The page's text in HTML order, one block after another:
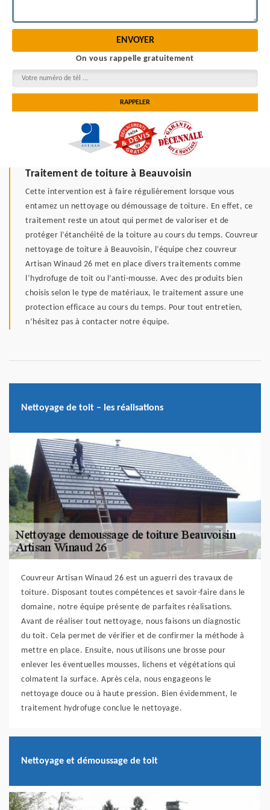
On vous rappelle gratuitement
Traitement de toiture à Beauvoisin
Cette intervention est à faire régulièrement lorsque vous
entamez un nettoyage ou démoussage de toiture. En effet, ce
traitement reste un atout qui permet de valoriser et de
protéger l’étanchéité de la toiture au cours du temps. Couvreur
nettoyage de toiture à Beauvoisin, l’équipe chez couvreur
Artisan Winaud 26 met en place divers traitements comme
l’hydrofuge de toit ou l’anti-mousse. Avec des produits bien
choisis selon le type de matériaux, le traitement assure une
protection efficace au cours du temps. Pour tout entretien,
n’hésitez pas à contacter notre équipe.
Nettoyage de toit – les réalisations
Couvreur Artisan Winaud 26 est un aguerri des travaux de
toiture. Disposant toutes compétences et savoir-faire dans le
domaine, notre équipe présente de parfaites réalisations.
Avant de réaliser tout nettoyage, nous faisons un diagnostic
du toit. Cela permet de vérifier et de confirmer la méthode à
mettre en place. Ensuite, nous utilisons une brosse pour
enlever les éventuelles mousses, lichens et végétations qui
colmatent la surface. Après cela, nous engageons le
nettoyage douce ou à haute pression. Bien évidemment, le
traitement hydrofuge conclue le nettoyage.
Nettoyage et démoussage de toit